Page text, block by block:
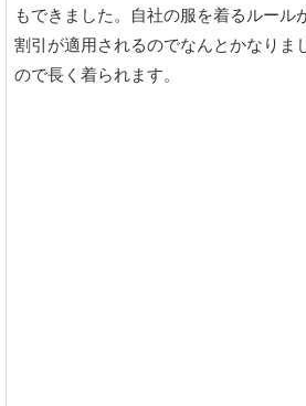
もできました。自社の服を着るルール
割引が適用されるのでなんとかなりま
ので長く着られます。